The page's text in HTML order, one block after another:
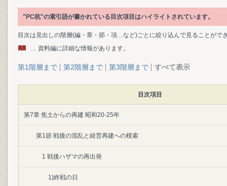
"PC杭"の索引語が書かれている目次項目はハイライトされています。
目次は見出しの階層(編・章・節・項…など)ごとに絞り込んで見ることがで
… 資料編に詳細な情報があります。
第1階層まで 第2階層まで 第3階層まで すべて表示
目次項目
第7章 焦土からの再建 昭和20-25年
第1節 戦後の混乱と経営再建への模索
1 戦後ハザマの再出発
1)終戦の日